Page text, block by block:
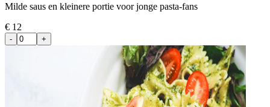
Milde saus en kleinere portie voor jonge pasta-fans
€ 12
- +